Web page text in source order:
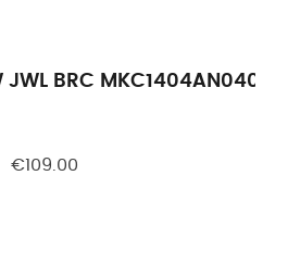
JWL BRC MKC1404AN040
€109.00